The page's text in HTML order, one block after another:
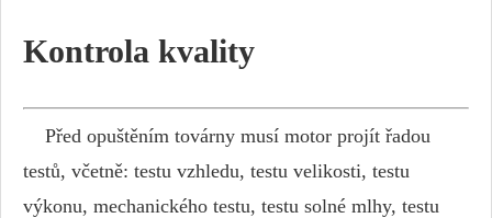
Kontrola kvality
Před opuštěním továrny musí motor projít řadou
testů, včetně: testu vzhledu, testu velikosti, testu
výkonu, mechanického testu, testu solné mlhy, testu